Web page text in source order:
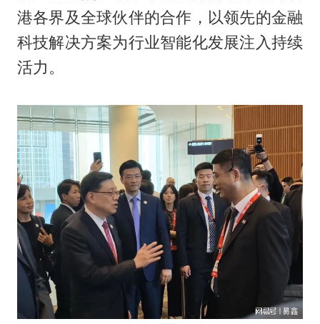
港各界及全球伙伴的合作，以领先的金融
科技解决方案为行业智能化发展注入持续
活力。